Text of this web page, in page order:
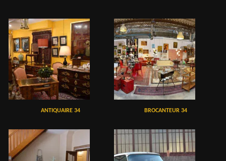
ANTIQUAIRE 34 BROCANTEUR 34